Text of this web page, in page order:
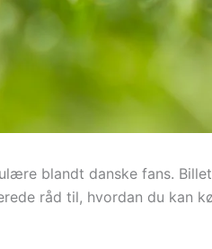
blandt danske fans.
råd til, hvordan du kan